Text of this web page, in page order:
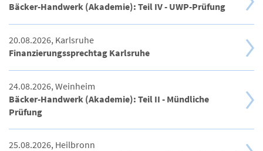
Bäcker-Handwerk (Akademie): Teil IV - UWP-Prüfung
20.08.2026, Karlsruhe
Finanzierungssprechtag Karlsruhe
24.08.2026, Weinheim
Bäcker-Handwerk (Akademie): Teil II - Mündliche
Prüfung
25.08.2026, Heilbronn